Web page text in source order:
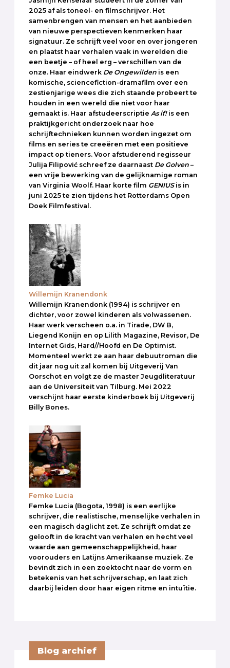
2025 af als toneel- en filmschrijver. Het
samenbrengen van mensen en het aanbieden
van nieuwe perspectieven kenmerken haar
signatuur. Ze schrijft veel voor en over jongeren
en plaatst haar verhalen vaak in werelden die
een beetje – of heel erg – verschillen van de
onze. Haar eindwerk De Ongewilden is een
komische, sciencefiction-dramafilm over een
zestienjarige wees die zich staande probeert te
houden in een wereld die niet voor haar
gemaakt is. Haar afstudeerscriptie As if! is een
praktijkgericht onderzoek naar hoe
schrijftechnieken kunnen worden ingezet om
films en series te creeëren met een positieve
impact op tieners. Voor afstuderend regisseur
Julija Filipović schreef ze daarnaast De Golven –
een vrije bewerking van de gelijknamige roman
van Virginia Woolf. Haar korte film GENIUSis in
juni 2025 te zien tijdens het Rotterdams Open
Doek Filmfestival.
Willemijn Kranendonk
Willemijn Kranendonk (1994) is schrijver en
dichter, voor zowel kinderen als volwassenen.
Haar werk verscheen o.a. in Tirade, DW B,
Liegend Konijn en op Lilith Magazine, Revisor, De
Internet Gids, Hard//Hoofd en De Optimist.
Momenteel werkt ze aan haar debuutroman die
dit jaar nog uit zal komen bij Uitgeverij Van
Oorschot en volgt ze de master Jeugdliteratuur
aan de Universiteit van Tilburg. Mei 2022
verschijnt haar eerste kinderboek bij Uitgeverij
Billy Bones.
Femke Lucia
Femke Lucia (Bogota, 1998) is een eerlijke
schrijver, die realistische, menselijke verhalen in
een magisch daglicht zet. Ze schrijft omdat ze
gelooft in de kracht van verhalen en hecht veel
waarde aan gemeenschappelijkheid, haar
voorouders en Latijns Amerikaanse muziek. Ze
bevindt zich in een zoektocht naar de vorm en
betekenis van het schrijverschap, en laat zich
daarbij leiden door haar eigen ritme en intuïtie.
Blog archief